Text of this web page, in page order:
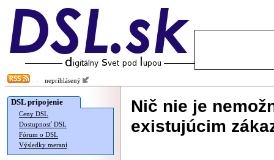
neprihlásený
DSL pripojenie
Ceny DSL
Dostupnosť DSL
Fórum o DSL
Výsledky meraní
Nič nie je
existujúcim